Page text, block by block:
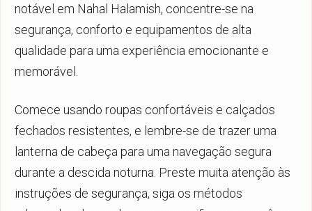
notável em Nahal Halamish, concentre-se na
segurança, conforto e equipamentos de alta
qualidade para uma experiência emocionante e
memorável.
Comece usando roupas confortáveis e calçados
fechados resistentes, e lembre-se de trazer uma
lanterna de cabeça para uma navegação segura
durante a descida noturna. Preste muita atenção às
instruções de segurança, siga os métodos